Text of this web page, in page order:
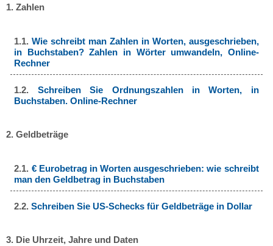
1. Zahlen
1.1.Wie schreibt man Zahlen in Worten, ausgeschrieben,
in Buchstaben? Zahlen in Wörter umwandeln, Online-
Rechner
1.2. Schreiben Sie Ordnungszahlen in Worten, in
Buchstaben. Online-Rechner
2. Geldbeträge
2.1. € Eurobetrag in Worten ausgeschrieben: wie schreibt
man den Geldbetrag in Buchstaben
2.2.Schreiben Sie US-Schecks für Geldbeträge in Dollar
3. Die Uhrzeit, Jahre und Daten